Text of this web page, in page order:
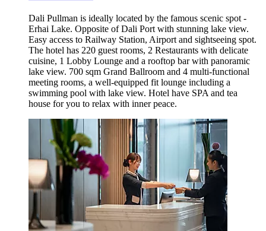
Dali Pullman is ideally located by the famous scenic spot -
Erhai Lake. Opposite of Dali Port with stunning lake view.
Easy access to Railway Station, Airport and sightseeing spot.
The hotel has 220 guest rooms, 2 Restaurants with delicate
cuisine, 1 Lobby Lounge and a rooftop bar with panoramic
lake view. 700 sqm Grand Ballroom and 4 multi-functional
meeting rooms, a well-equipped fit lounge including a
swimming pool with lake view. Hotel have SPA and tea
house for you to relax with inner peace.